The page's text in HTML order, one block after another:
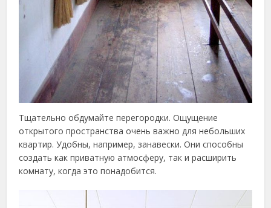
Тщательно обдумайте перегородки. Ощущение
открытого пространства очень важно для небольших
квартир. Удобны, например, занавески. Они способны
создать как приватную атмосферу, так и расширить
комнату, когда это понадобится.